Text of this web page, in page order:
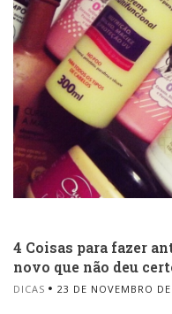
4 Coisas para fazer
novo que não deu
DICAS 23 DE NOVEMBRO